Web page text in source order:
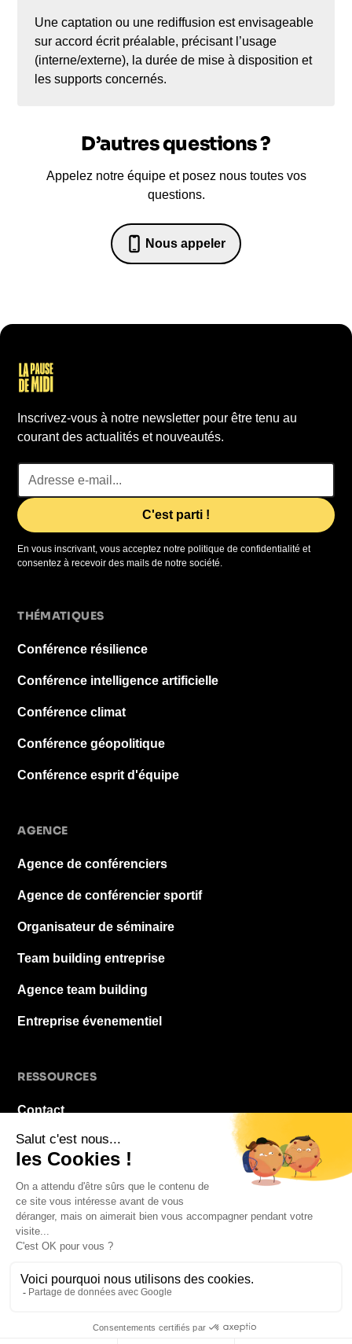
Une captation ou une rediffusion est envisageable
sur accord écrit préalable, précisant l’usage
(interne/externe), la durée de mise à disposition et
les supports concernés.
D’autres questions ?
Appelez notre équipe et posez nous toutes vos
questions.
Nous appeler
07 82 68 65 18
Inscrivez-vous à notre newsletter pour être tenu au
courant des actualités et nouveautés.
En vous inscrivant, vous acceptez notre politique de confidentialité et
consentez à recevoir des mails de notre société.
THÉMATIQUES
Conférence résilience
Conférence intelligence artificielle
Conférence climat
Conférence géopolitique
Conférence esprit d'équipe
AGENCE
Agence de conférenciers
Agence de conférencier sportif
Organisateur de séminaire
Team building entreprise
Agence team building
Entreprise évenementiel
RESSOURCES
Contact
À propos
FAQ
© 2026 La Pause De Midi. Tous droits réservés.
Mentions légales